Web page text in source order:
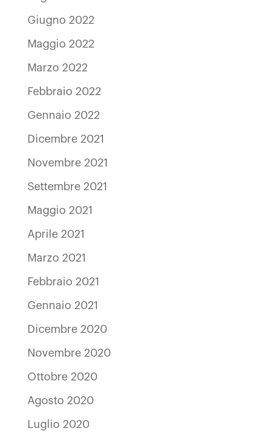
Giugno 2022
Maggio 2022
Marzo 2022
Febbraio 2022
Gennaio 2022
Dicembre 2021
Novembre 2021
Settembre 2021
Maggio 2021
Aprile 2021
Marzo 2021
Febbraio 2021
Gennaio 2021
Dicembre 2020
Novembre 2020
Ottobre 2020
Agosto 2020
Luglio 2020